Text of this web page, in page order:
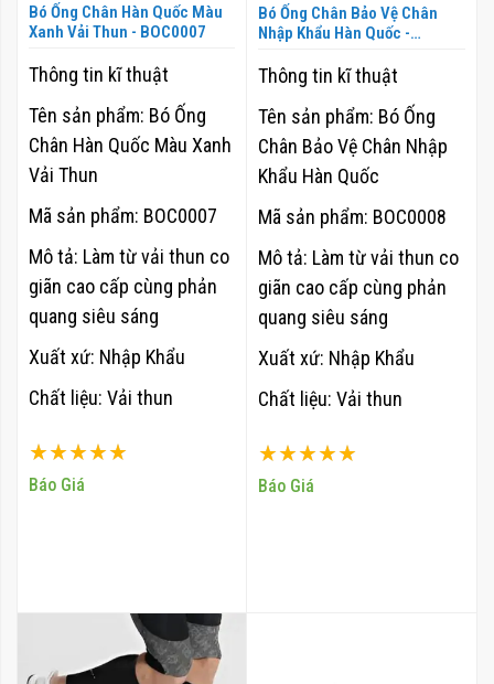
Bó Ống Chân Hàn Quốc Màu
Xanh Vải Thun - BOC0007
Xếp hạng:
100%
Báo Giá
Thông tin kĩ thuật
Tên sản phẩm: Bó Ống
Chân Hàn Quốc Màu Xanh
Vải Thun
Mã sản phẩm: BOC0007
Mô tả: Làm từ vải thun co
giãn cao cấp cùng phản
quang siêu sáng
Xuất xứ: Nhập Khẩu
Chất liệu: Vải thun
Bó Ống Chân Bảo Vệ Chân
Nhập Khẩu Hàn Quốc -
Xếp hạng:
100%
Báo Giá
Thông tin kĩ thuật
Tên sản phẩm: Bó Ống
Chân Bảo Vệ Chân Nhập
Khẩu Hàn Quốc
Mã sản phẩm: BOC0008
Mô tả: Làm từ vải thun co
giãn cao cấp cùng phản
quang siêu sáng
Xuất xứ: Nhập Khẩu
Chất liệu: Vải thun